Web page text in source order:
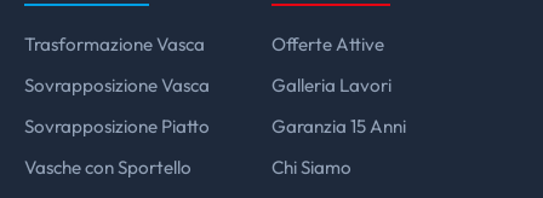
Trasformazione Vasca
Sovrapposizione Vasca
Sovrapposizione Piatto
Vasche con Sportello
Offerte Attive
Galleria Lavori
Garanzia 15 Anni
Chi Siamo